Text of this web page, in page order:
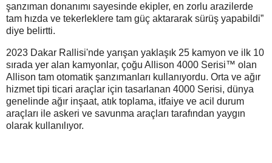
şanzıman donanımı sayesinde ekipler, en zorlu arazilerde
tam hızda ve tekerleklere tam güç aktararak sürüş yapabildi”
diye belirtti.
2023 Dakar Rallisi'nde yarışan yaklaşık 25 kamyon ve ilk 10
sırada yer alan kamyonlar, çoğu Allison 4000 Serisi™ olan
Allison tam otomatik şanzımanları kullanıyordu. Orta ve ağır
hizmet tipi ticari araçlar için tasarlanan 4000 Serisi, dünya
genelinde ağır inşaat, atık toplama, itfaiye ve acil durum
araçları ile askeri ve savunma araçları tarafından yaygın
olarak kullanılıyor.